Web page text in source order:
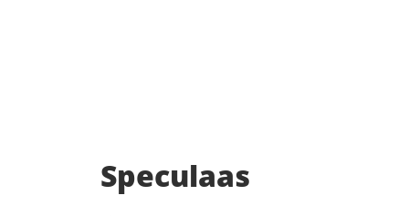
Speculaas